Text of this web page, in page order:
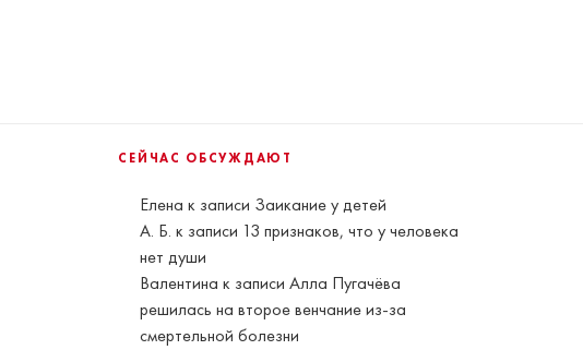
СЕЙЧАС ОБСУЖДАЮТ
Елена к записи Заикание у детей
А. Б. к записи 13 признаков, что у человека
нет души
Валентина к записиАлла Пугачёва
решилась на второе венчание из-за
смертельной болезни